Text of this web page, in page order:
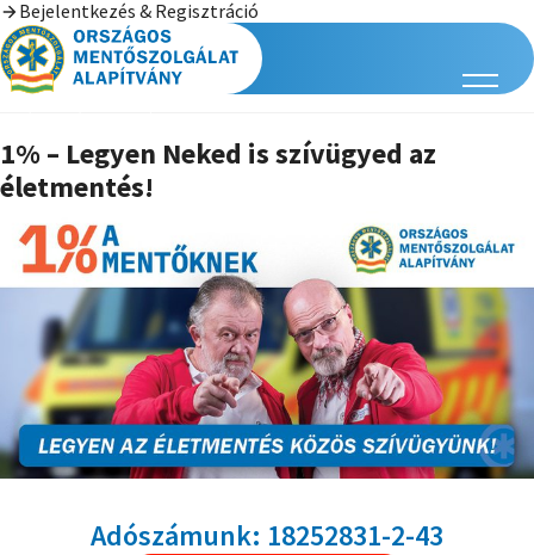
Bejelentkezés & Regisztráció
1% – Legyen Neked is szívügyed az
életmentés!
Adószámunk: 18252831-2-43